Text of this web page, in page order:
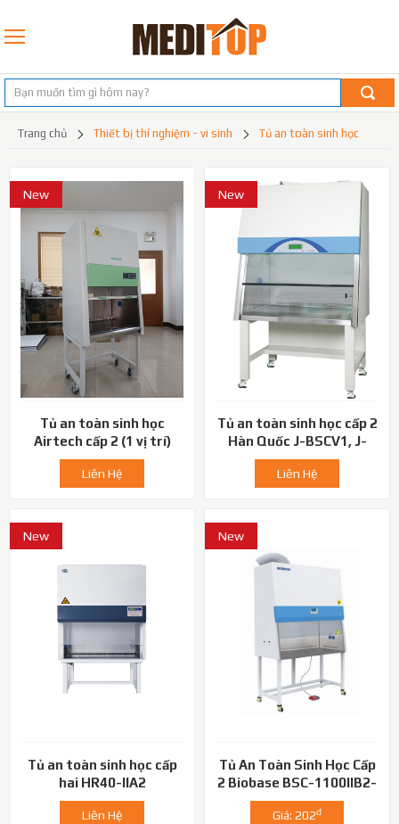
trang chủ thiết bị thí nghiệm - vi sinh tủ an toàn sinh học
New
Tủ an toàn sinh học
Airtech cấp 2 (1 vị trí)
Liên Hệ
New
Tủ an toàn sinh học cấp 2
Hàn Quốc J-BSCV1, J-
BSCV2
Liên Hệ
New
Tủ an toàn sinh học cấp
hai HR40-IIA2
Liên Hệ
New
Tủ An Toàn Sinh Học Cấp
2 Biobase BSC-1100IIB2-
X
Giá: 202đ